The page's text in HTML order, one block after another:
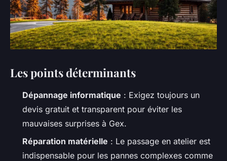
Les points déterminants
Dépannage informatique : Exigez toujours un
devis gratuit et transparent pour éviter les
mauvaises surprises à Gex.
Réparation matérielle : Le passage en atelier est
indispensable pour les pannes complexes comme